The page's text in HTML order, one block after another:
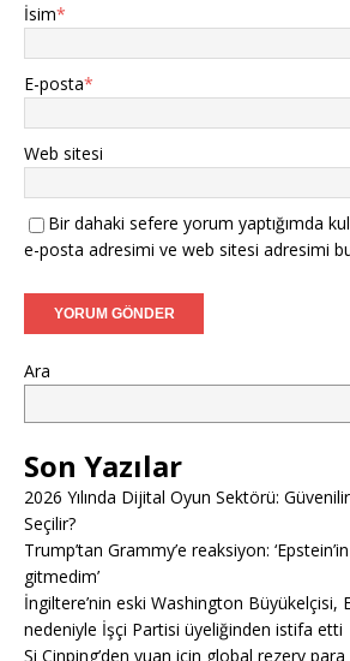
İsim*
E-posta*
Web sitesi
Bir dahaki sefere yorum yaptığımda
e-posta adresimi ve web sitesi adresimi
Ara
Son Yazılar
2026 Yılında Dijital Oyun Sektörü:
Seçilir?
Trump’tan Grammy’e reaksiyon:
gitmedim’
İngiltere’nin eski Washington Büyükelçisi,
nedeniyle İşçi Partisi üyeliğinden istifa etti
Şi Cinping’den yuan için global rezerv para